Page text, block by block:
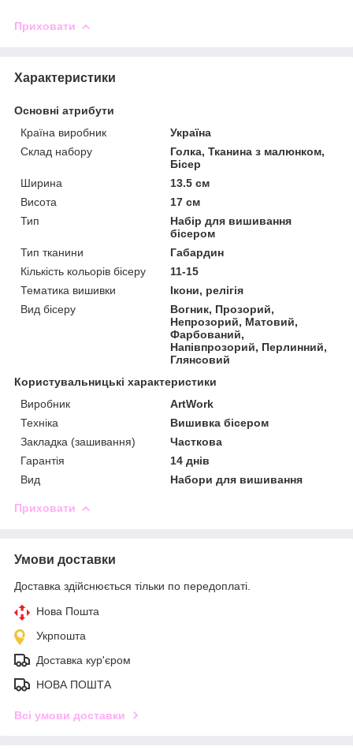
Приховати
Характеристики
Основні атрибути
Країна виробник
Україна
Склад набору
Голка, Тканина з малюнком,
Бісер
Ширина
13.5 см
Висота
17 см
Тип
Набір для вишивання
бісером
Тип тканини
Габардин
Кількість кольорів бісеру
11-15
Тематика вишивки
Ікони, релігія
Вид бісеру
Вогник, Прозорий,
Непрозорий, Матовий,
Фарбований,
Напівпрозорий, Перлинний,
Глянсовий
Користувальницькі характеристики
Виробник
ArtWork
Техніка
Вишивка бісером
Закладка (зашивання)
Часткова
Гарантія
14 днів
Вид
Набори для вишивання
Приховати
Умови доставки
Доставка здійснюється тільки по передоплаті.
Нова Пошта
Укрпошта
Доставка кур'єром
НОВА ПОШТА
Всі умови доставки